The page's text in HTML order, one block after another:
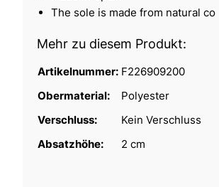
The sole is made from natural co
Mehr zu diesem Produkt:
Artikelnummer: F226909200
Obermaterial:
Polyester
Verschluss:
Kein Verschluss
Absatzhöhe:
2 cm